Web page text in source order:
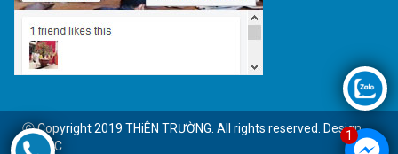
Ⓒ Copyright 2019 THiÊN TRƯỜNG. All rights reserved. Design
by BTC
1